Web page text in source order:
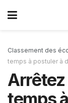
Classement des
temps à postuler à
temps